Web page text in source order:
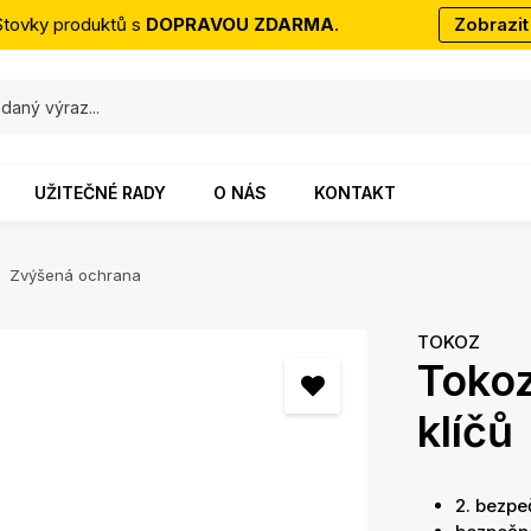
produktů s DOPRAVOU ZDARMA.
UŽITEČNÉ RADY O NÁS KONTAKT
Zvýšená ochrana
TOKOZ
klíčů
2.